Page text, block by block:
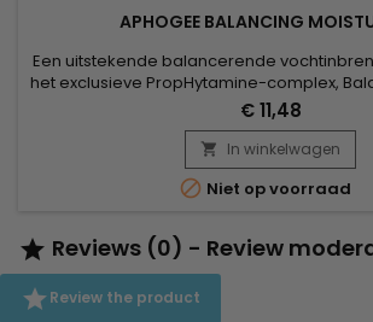
APHOGEE BALANCING
Een uitstekende balancerende
het exclusieve PropHytamine-complex,
van ApHogee voorziet je haar van de
verzachtende en bevochtigende
kracht en elasticiteit ! Bijzonder
haar en op de punten van lang
€ 11,48
 In winkelwagen
 Niet op voorraad
 Reviews (0) - Review
Review the product